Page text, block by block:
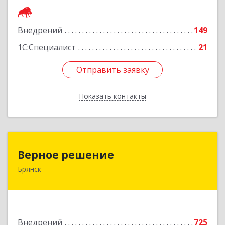
Внедрений
149
1С:Специалист
21
Отправить заявку
Показать контакты
Отправить заявку
Назад
Верное решение
Брянск
Внедрений 725
241035, Брянская обл, Брянск г, Ульянова ул,